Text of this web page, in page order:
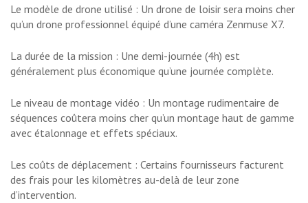
Le modèle de drone utilisé : Un drone de loisir sera moins cher
qu’un drone professionnel équipé d’une caméra Zenmuse X7.
La durée de la mission : Une demi-journée (4h) est
généralement plus économique qu’une journée complète.
Le niveau de montage vidéo : Un montage rudimentaire de
séquences coûtera moins cher qu’un montage haut de gamme
avec étalonnage et effets spéciaux.
Les coûts de déplacement : Certains fournisseurs facturent
des frais pour les kilomètres au-delà de leur zone
d’intervention.